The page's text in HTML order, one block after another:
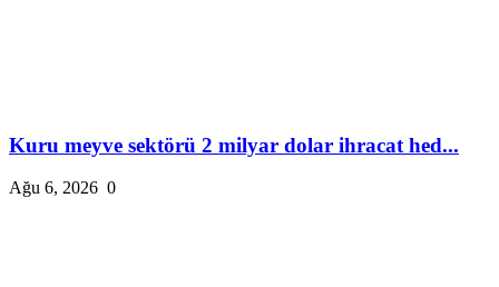
Kuru meyve sektörü 2 milyar dolar ihracat hed...
Ağu 6, 2026 0